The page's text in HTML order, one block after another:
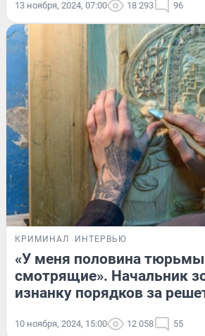
13 ноября, 2024, 07:00 18 293 96
КРИМИНАЛ ИНТЕРВЬЮ
«У меня половина
смотрящие». Начальник
изнанку порядков за
10 ноября, 2024, 15:00 12 058 55